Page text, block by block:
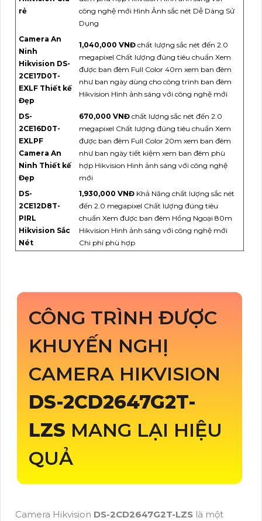
rẻ
công nghệ mới Hình Ảnh sắc nét Dễ Dàng Sử
Dụng
Camera An
Ninh
Hikvision DS-
2CE17D0T-
EXLF Thiết kế
Đẹp
1,040,000 VNĐ chất lượng sắc nét đến 2.0
megapixel Chất lượng đúng tiêu chuẩn Xem
được ban đêm Full Color 40m xem ban đêm
như ban ngày dùng cho công trình ban đêm
Hikvision Hình ảnh sáng với công nghệ mới
DS-
2CE16D0T-
EXLPF
Camera An
Ninh Thiết kế
Đẹp
670,000 VNĐ chất lượng sắc nét đến 2.0
megapixel Chất lượng đúng tiêu chuẩn Xem
được ban đêm Full Color 20m xem ban đêm
như ban ngày tiết kiệm xem ban đêm phù
hợp Hikvision Hình ảnh sáng với công nghệ
mới
DS-
2CE12D8T-
PIRL
Hikvision Sắc
Nét
1,930,000 VNĐ Khả Năng chất lượng sắc nét
đến 2.0 megapixel Chất lượng đúng tiêu
chuẩn Xem được ban đêm Hồng Ngoại 80m
Hikvision Hình ảnh sáng với công nghệ mới
Chi phí phù hợp
CÔNG TRÌNH ĐƯỢC
KHUYẾN NGHỊ
CAMERA HIKVISION
DS-2CD2647G2T-
LZS MANG LẠI HIỆU
QUẢ
Camera Hikvision DS-2CD2647G2T-LZS là một